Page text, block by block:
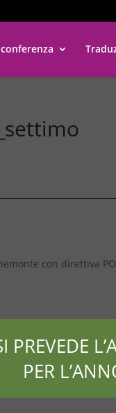
con direttiva
PREVEDE
PER